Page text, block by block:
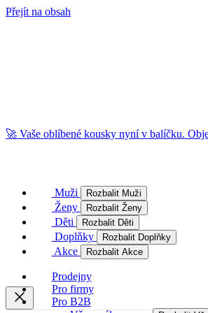
Přejít na obsah
🚀 Vaše oblíbené kousky nyní v balíčku.
Muži Rozbalit Muži
Ženy Rozbalit Ženy
Děti Rozbalit Děti
Doplňky Rozbalit Doplňky
Akce Rozbalit Akce
Prodejny
Pro firmy
Pro B2B